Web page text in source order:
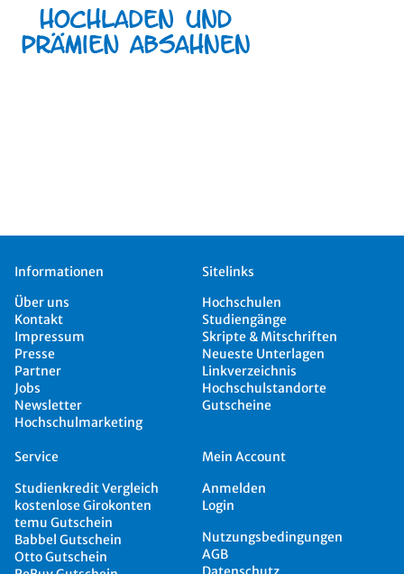
Informationen
Über uns
Kontakt
Impressum
Presse
Partner
Jobs
Newsletter
Hochschulmarketing
Sitelinks
Hochschulen
Studiengänge
Skripte & Mitschriften
Neueste Unterlagen
Linkverzeichnis
Hochschulstandorte
Gutscheine
Service
Studienkredit Vergleich
kostenlose Girokonten
temu Gutschein
Babbel Gutschein
Otto Gutschein
Mein Account
Anmelden
Login
Nutzungsbedingungen
AGB